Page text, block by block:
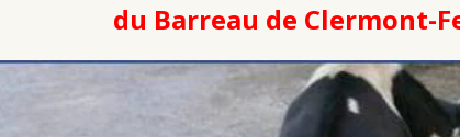
du Barreau de Clermont-